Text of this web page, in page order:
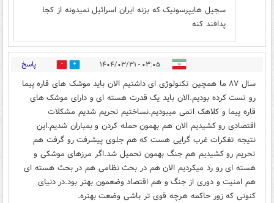
سجیل هایپرسونیک که بزنه ایران اسرائیل نمیدونه از کجا
پدافند کنه
۰۳:۰۵ - ۱۴۰۴/۰۳/۳۱ 44 پاسخ
سال ۸۷ ما همچین تکنولوژی ای داشتیم الان باید موشک های قاره پیما
رو تست کرده بودیم.الان باید یک قدرت هسته ای و دارای موشک های
قاره پیما و کلاهک اتمی میبودیم.نساختیم تحریم شدیم مشکلات
اقتصادی رو کشیدیم الان هم بهمون حمله کردن و بمباران شدیم.این
نتیجه تفکرات غرب گرایی هست که هم جلوی پیشرفت رو گرفت هم
تحریم رو کشیدیم هم جنگ بهمون تحمیل شد.اگر مرزهای موشکی و
هسته ای رو رد میکردیم الان هم در بحث نظامی هم در بحث هسته ای
هم امنیت و دوری از جنگ و هم اقتصاد وضعمون بهتر بود.در دنیای
کنونی که زور حاکمه هرچه قوی تر باشی وضعت بهتره.